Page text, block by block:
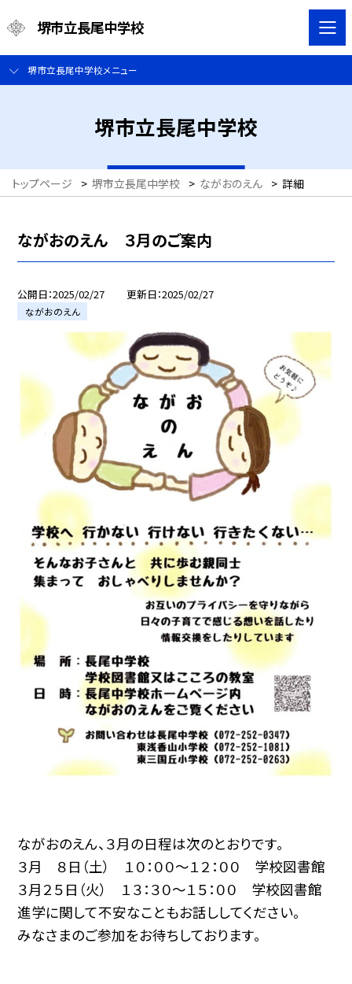
堺市立長尾中学校
堺市立長尾中学校メニュー
堺市立長尾中学校
トップページ > 堺市立長尾中学校 > ながおのえん > 詳細
ながおのえん ３月のご案内
公開日 2025/02/27 更新日 2025/02/27
ながおのえん
ながおのえん、３月の日程は次のとおりです。
３月 ８日（土） １０：００～１２：００ 学校図書館
３月２５日（火） １３：３０～１５：００ 学校図書館
進学に関して不安なこともお話ししてください。
みなさまのご参加をお待ちしております。